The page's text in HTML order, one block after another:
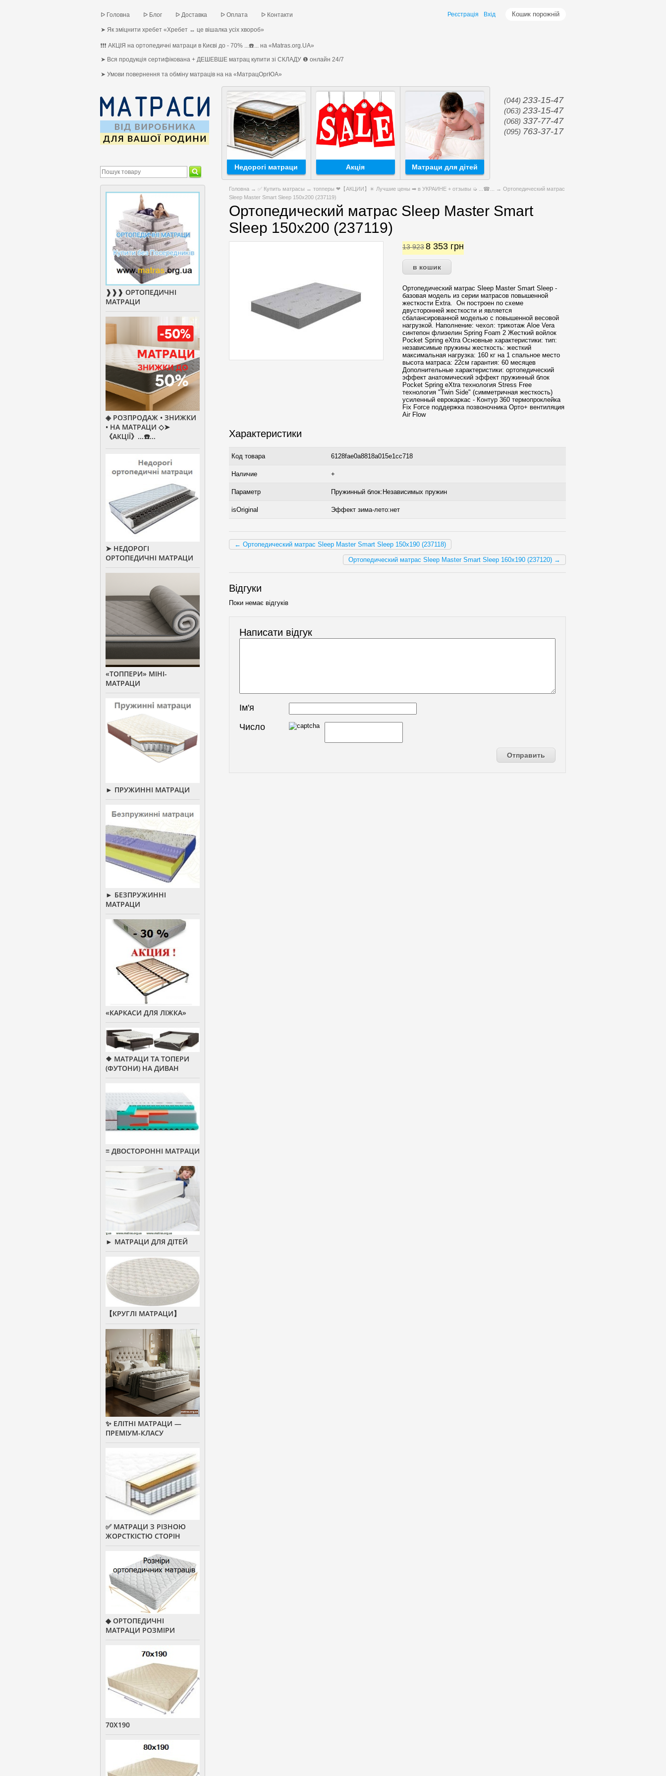
ᐅ Головна ᐅ Блог ᐅ Доставка ᐅ Оплата ᐅ Контакти
➤ Як зміцнити хребет «Хребет ↔ це вішалка усіх хвороб»
❗❗❗ АКЦІЯ на ортопедичні матраци в Києві до - 70% ...☎️... на «Matras.org.UA»
➤ Вся продукція сертифікована + ДЕШЕВШЕ матрац купити зі СКЛАДУ ❶ онлайн 24/7
➤ Умови повернення та обміну матраців на на «МатрацОргЮА»
Кошик порожній
Реєстрація Вхід
(044) 233-15-47
(063) 233-15-47
(068) 337-77-47
(095) 763-37-17
Недорогі матраци Акція Матраци для дітей
Головна → ✅ Купить матрасы ↔ топперы ❤【АКЦИИ】✴️ Лучшие цены ➡ в УКРАИНЕ + отзывы ➭ ...☎... → Ортопедический матрас
Sleep Master Smart Sleep 150х200 (237119)
Ортопедический матрас Sleep Master Smart
Sleep 150х200 (237119)
13 9238 353 грн
Ортопедический матрас Sleep Master Smart Sleep -
базовая модель из серии матрасов повышенной
жесткости Extra. Он построен по схеме
двусторонней жесткости и является
сбалансированной моделью с повышенной весовой
нагрузкой. Наполнение: чехол: трикотаж Aloe Vera
синтепон флизелин Spring Foam 2 Жесткий войлок
Pocket Spring eXtra Основные характеристики: тип:
независимые пружины жесткость: жесткий
максимальная нагрузка: 160 кг на 1 спальное место
высота матраса: 22см гарантия: 60 месяцев
Дополнительные характеристики: ортопедический
эффект анатомический эффект пружинный блок
Pocket Spring eXtra технология Stress Free
технология "Twin Side" (симметричная жесткость)
усиленный еврокаркас - Контур 360 термопроклейка
Fix Force поддержка позвоночника Орто+ вентиляция
Air Flow
Характеристики
Код товара 6128fae0a8818a015e1cc718
Наличие +
Параметр Пружинный блок:Независимых пружин
isOriginal Эффект зима-лето:нет
← Ортопедический матрас Sleep Master Smart Sleep 150х190 (237118)
Ортопедический матрас Sleep Master Smart Sleep 160х190 (237120) →
Відгуки
Поки немає відгуків
Написати відгук
Ім'я
Число
❱❱❱ ОРТОПЕДИЧНІ
МАТРАЦИ
◈ РОЗПРОДАЖ • ЗНИЖКИ
• НА МАТРАЦИ ◇➤
《АКЦІЇ》...☎️...
➤ НЕДОРОГІ
ОРТОПЕДИЧНІ МАТРАЦИ
«ТОППЕРИ» МІНІ-
МАТРАЦИ
► ПРУЖИННІ МАТРАЦИ
► БЕЗПРУЖИННІ
МАТРАЦИ
«КАРКАСИ ДЛЯ ЛІЖКА»
❖ МАТРАЦИ ТА ТОПЕРИ
(ФУТОНИ) НА ДИВАН
≡ ДВОСТОРОННІ МАТРАЦИ
► МАТРАЦИ ДЛЯ ДІТЕЙ
【КРУГЛІ МАТРАЦИ】
✨ ЕЛІТНІ МАТРАЦИ —
ПРЕМІУМ-КЛАСУ
✅ МАТРАЦИ З РІЗНОЮ
ЖОРСТКІСТЮ СТОРІН
◆ ОРТОПЕДИЧНІ
МАТРАЦИ РОЗМІРИ
70Х190